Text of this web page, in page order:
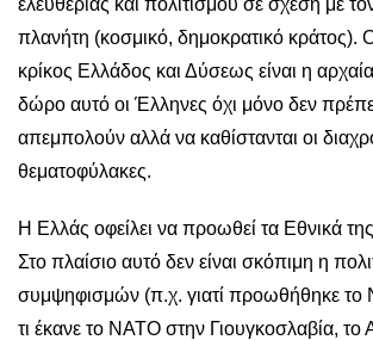
ελευθερίας και πολιτισμού σε σχέση με
πλανήτη (κοσμικό, δημοκρατικό κράτος).
κρίκος Ελλάδος και Δύσεως είναι η
δώρο αυτό οι Έλληνες όχι μόνο δεν
απεμπολούν αλλά να καθίστανται οι
θεματοφύλακες.
Η Ελλάς οφείλει να προωθεί τα Εθνικά
Στο πλαίσιο αυτό δεν είναι σκόπιμη η
συμψηφισμών (π.χ. γιατί προωθήθηκε το
τι έκανε το ΝΑΤΟ στην Γιουγκοσλαβία, το